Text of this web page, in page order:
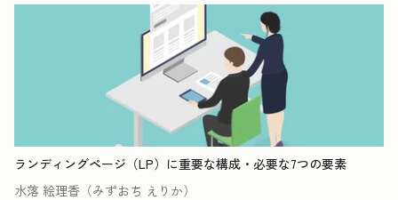
ランディングページ（LP）に重要な構成・必要な7つの要素
水落 絵理香（みずおち えりか）